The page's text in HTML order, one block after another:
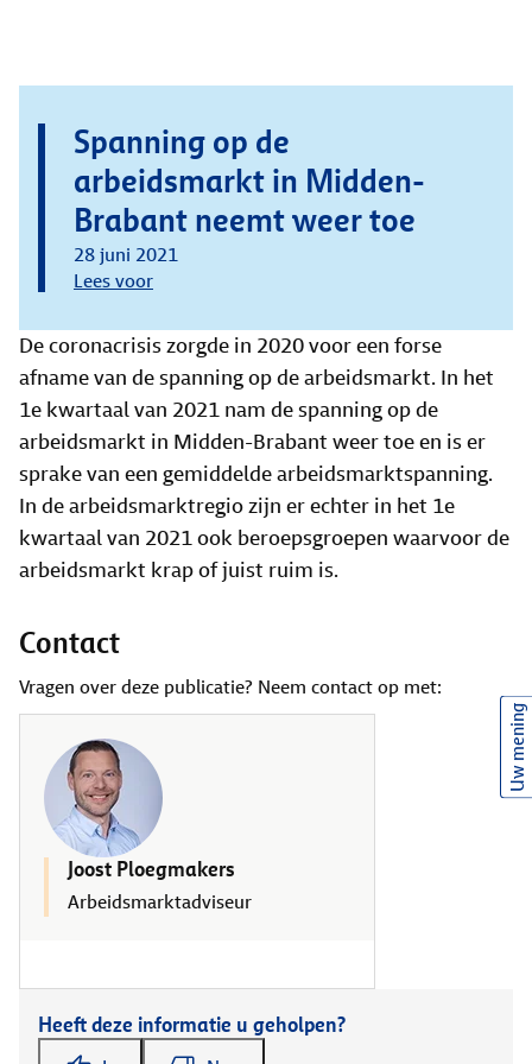
Spanning op de
arbeidsmarkt in Midden-
Brabant neemt weer toe
28 juni 2021
Lees voor
De coronacrisis zorgde in 2020 voor een forse
afname van de spanning op de arbeidsmarkt. In het
1e kwartaal van 2021 nam de spanning op de
arbeidsmarkt in Midden-Brabant weer toe en is er
sprake van een gemiddelde arbeidsmarktspanning.
In de arbeidsmarktregio zijn er echter in het 1e
kwartaal van 2021 ook beroepsgroepen waarvoor de
arbeidsmarkt krap of juist ruim is.
Contact
Vragen over deze publicatie? Neem contact op met:
Joost Ploegmakers
Arbeidsmarktadviseur
Heeft deze informatie u geholpen?
Uw mening